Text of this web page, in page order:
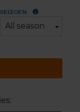
SEIZOEN
All season